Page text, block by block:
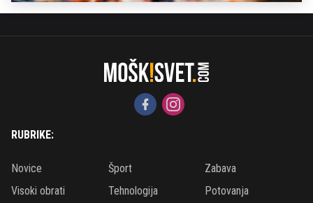
RUBRIKE:
Novice Šport
Zabava
Visoki obrati
Tehnologija
Potovanja